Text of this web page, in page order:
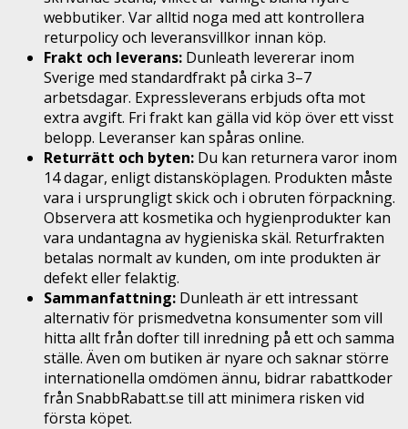
webbutiker. Var alltid noga med att kontrollera
returpolicy och leveransvillkor innan köp.
Frakt och leverans: Dunleath levererar inom
Sverige med standardfrakt på cirka 3–7
arbetsdagar. Expressleverans erbjuds ofta mot
extra avgift. Fri frakt kan gälla vid köp över ett visst
belopp. Leveranser kan spåras online.
Returrätt och byten: Du kan returnera varor inom
14 dagar, enligt distansköplagen. Produkten måste
vara i ursprungligt skick och i obruten förpackning.
Observera att kosmetika och hygienprodukter kan
vara undantagna av hygieniska skäl. Returfrakten
betalas normalt av kunden, om inte produkten är
defekt eller felaktig.
Sammanfattning: Dunleath är ett intressant
alternativ för prismedvetna konsumenter som vill
hitta allt från dofter till inredning på ett och samma
ställe. Även om butiken är nyare och saknar större
internationella omdömen ännu, bidrar rabattkoder
från SnabbRabatt.se till att minimera risken vid
första köpet.